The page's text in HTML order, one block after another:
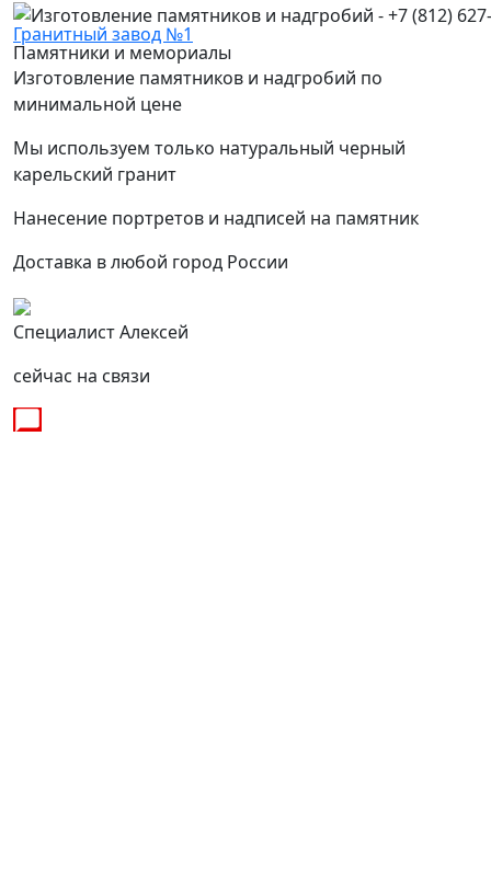
Гранитный завод №1
Памятники и мемориалы
Изготовление памятников и надгробий по
минимальной цене
Мы используем только натуральный черный
карельский гранит
Нанесение портретов и надписей на памятник
Доставка в любой город России
Специалист Алексей
сейчас на связи